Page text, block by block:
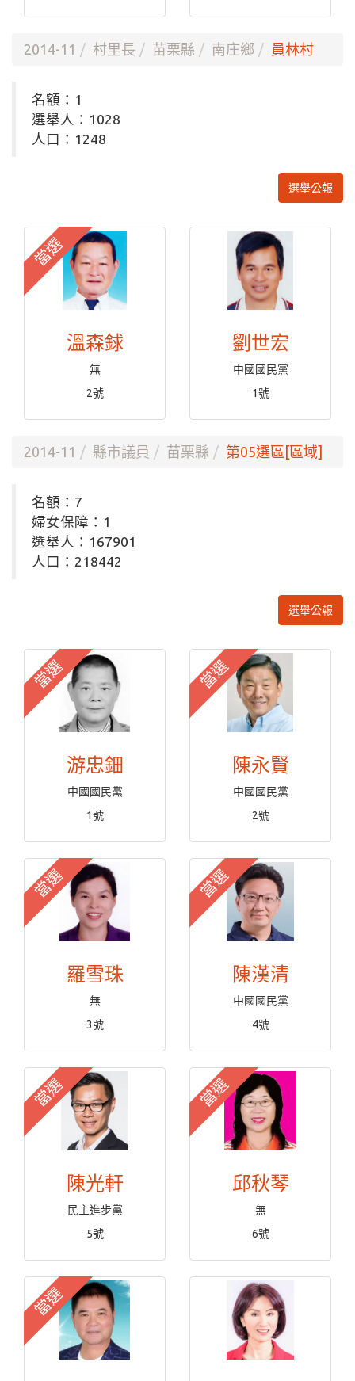
2014-11 村里長 苗栗縣 南庄鄉 員林村
名額：1
選舉人：1028
人口：1248
選舉公報
當選
溫森銶
無
2號
劉世宏
中國國民黨
1號
2014-11 縣市議員 苗栗縣 第05選區[區域]
名額：7
婦女保障：1
選舉人：167901
人口：218442
選舉公報
當選
游忠鈿
中國國民黨
1號
當選
陳永賢
中國國民黨
2號
當選
羅雪珠
無
3號
當選
陳漢清
中國國民黨
4號
當選
陳光軒
民主進步黨
5號
當選
邱秋琴
無
6號
當選